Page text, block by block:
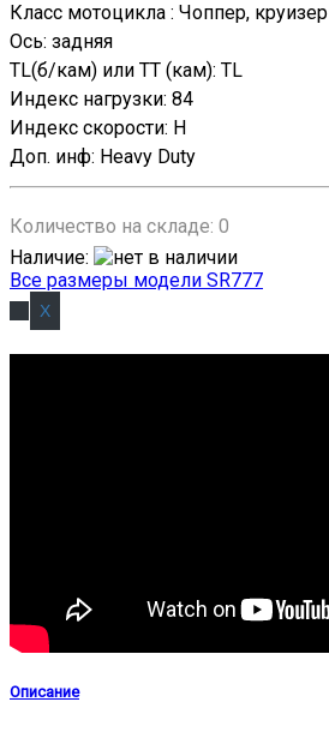
Класс мотоцикла : Чоппер, круизер
Ось: задняя
TL(б/кам) или TT (кам): TL
Индекс нагрузки: 84
Индекс скорости: H
Доп. инф: Heavy Duty
Количество на складе: 0
Наличие:
Все размеры модели SR777
Описание